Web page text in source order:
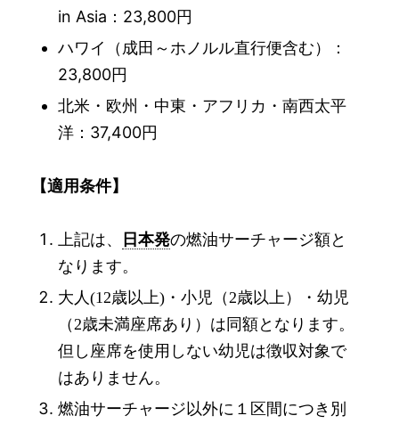
in Asia：23,800円
ハワイ（成田～ホノルル直行便含む）：
23,800円
北米・欧州・中東・アフリカ・南西太平
洋：37,400円
【適用条件】
上記は、 日本発の燃油サーチャージ額と
なります。
大人 (12歳以上) ・小児（ 2歳以上）・幼児
（ 2歳未満座席あり）は同額となります。
但し座席を使用しない幼児は徴収対象で
はありません。
燃油サーチャージ以外に１区間につき別